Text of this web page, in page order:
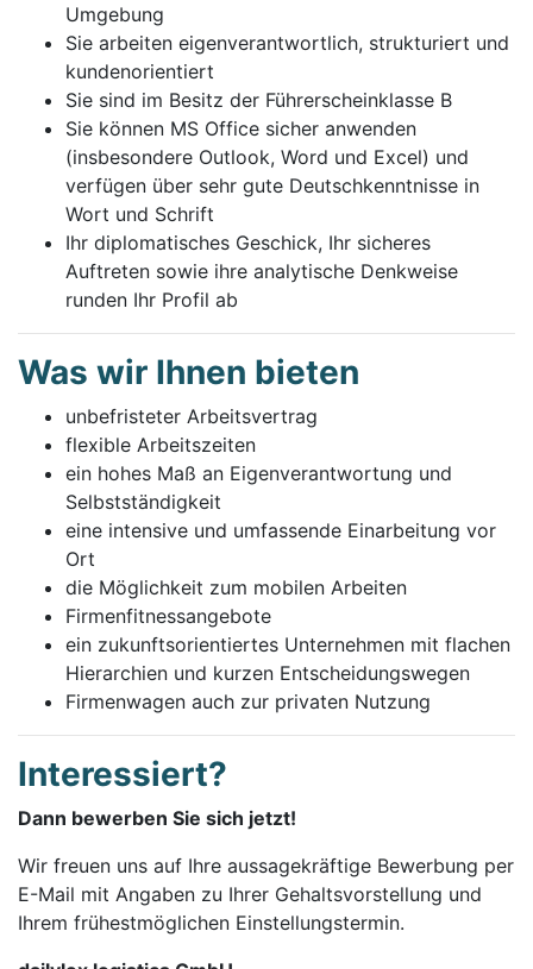
Umgebung
Sie arbeiten eigenverantwortlich, strukturiert und
kundenorientiert
Sie sind im Besitz der Führerscheinklasse B
Sie können MS Office sicher anwenden
(insbesondere Outlook, Word und Excel) und
verfügen über sehr gute Deutschkenntnisse in
Wort und Schrift
Ihr diplomatisches Geschick, Ihr sicheres
Auftreten sowie ihre analytische Denkweise
runden Ihr Profil ab
Was wir Ihnen bieten
unbefristeter Arbeitsvertrag
flexible Arbeitszeiten
ein hohes Maß an Eigenverantwortung und
Selbstständigkeit
eine intensive und umfassende Einarbeitung vor
Ort
die Möglichkeit zum mobilen Arbeiten
Firmenfitnessangebote
ein zukunftsorientiertes Unternehmen mit flachen
Hierarchien und kurzen Entscheidungswegen
Firmenwagen auch zur privaten Nutzung
Interessiert?
Dann bewerben Sie sich jetzt!
Wir freuen uns auf Ihre aussagekräftige Bewerbung per
E-Mail mit Angaben zu Ihrer Gehaltsvorstellung und
Ihrem frühestmöglichen Einstellungstermin.